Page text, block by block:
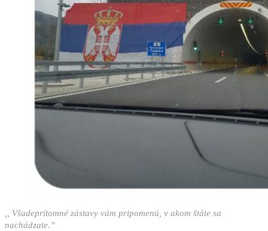
,, Všadeprítomné zástavy vám pripomenú, v akom štáte sa
nachádzate.”